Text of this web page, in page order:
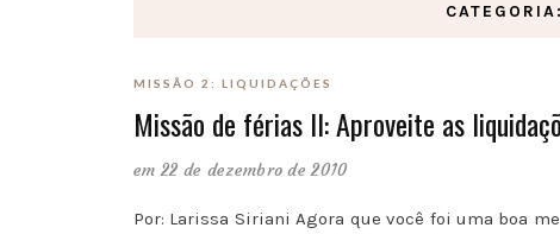
MISSÃO 2: LIQUIDAÇÕES
Missão de férias II: Aproveite as
em 22 de dezembro de 2010
Por: Larissa Siriani Agora que você foi uma boa